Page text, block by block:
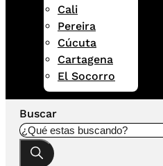
Cali
Pereira
Cúcuta
Cartagena
El Socorro
Buscar